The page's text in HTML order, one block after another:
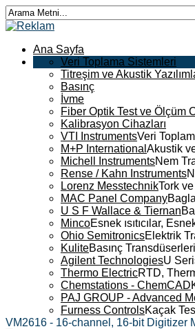
Ana Sayfa
Veri Toplama Sistemleri
Titreşim ve Akustik
Basınç
İvme
Fiber Optik Test ve Ölçüm
Kalibrasyon Cihazları
VTI InstrumentsVeri
M+P International Akustik
Michell InstrumentsNem
Rense / Kahn Instruments
Lorenz MesstechnikTork
MAC Panel Company
U S F Wallace & Tiernan
MincoEsnek ısıtıcılar,
Ohio SemitronicsElektrik
KuliteBasınç
Agilent TechnologiesU
Thermo ElectricRTD,
Chemstations - ChemCAD
PAJ GROUP - Advanced
Furness ControlsKaçak
VM2616 - 16-channel, 16-bit Digitizer